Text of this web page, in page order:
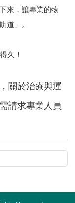
來，讓專業的物
道」。
久！
關於治療與運
請求專業人員